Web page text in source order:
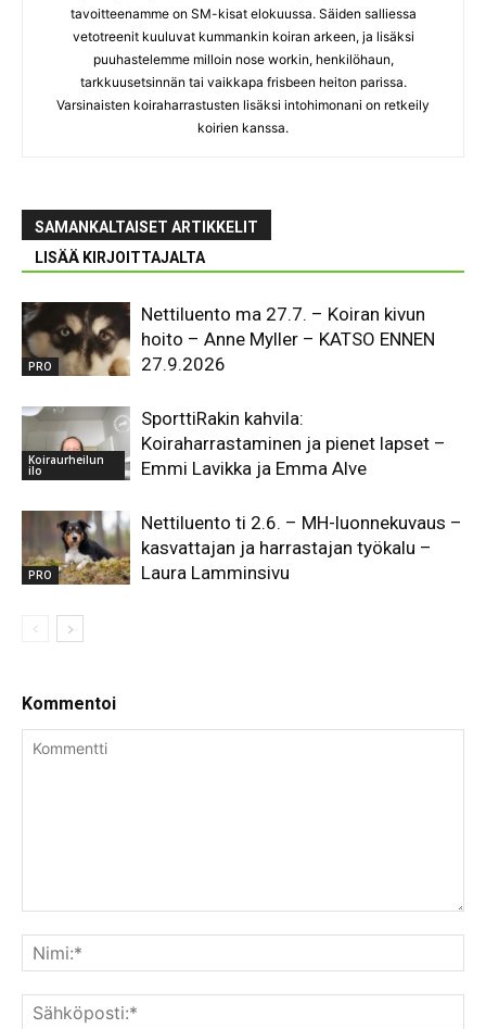
tavoitteenamme on SM-kisat elokuussa. Säiden salliessa
vetotreenit kuuluvat kummankin koiran arkeen, ja lisäksi
puuhastelemme milloin nose workin, henkilöhaun,
tarkkuusetsinnän tai vaikkapa frisbeen heiton parissa.
Varsinaisten koiraharrastusten lisäksi intohimonani on retkeily
koirien kanssa.
SAMANKALTAISET ARTIKKELIT
LISÄÄ KIRJOITTAJALTA
PRO
Nettiluento ma 27.7. – Koiran kivun
hoito – Anne Myller – KATSO ENNEN
27.9.2026
Koiraurheilun
ilo
SporttiRakin kahvila:
Koiraharrastaminen ja pienet lapset –
Emmi Lavikka ja Emma Alve
PRO
Nettiluento ti 2.6. – MH-luonnekuvaus –
kasvattajan ja harrastajan työkalu –
Laura Lamminsivu
Kommentoi